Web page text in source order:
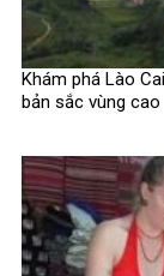
Khám phá Lào
bản sắc vùng cao